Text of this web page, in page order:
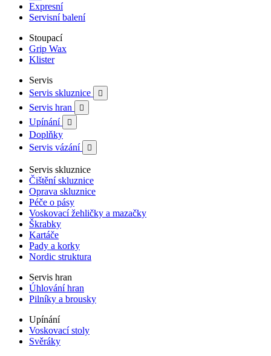
Expresní
Servisní balení
Stoupací
Grip Wax
Klister
Servis
Servis skluznice

Servis hran 
Upínání 
Doplňky
Servis vázání

Servis skluznice
Čištění skluznice
Oprava skluznice
Péče o pásy
Voskovací žehličky a mazačky
Škrabky
Kartáče
Pady a korky
Nordic struktura
Servis hran
Úhlování hran
Pilníky a brousky
Upínání
Voskovací stoly
Svěráky